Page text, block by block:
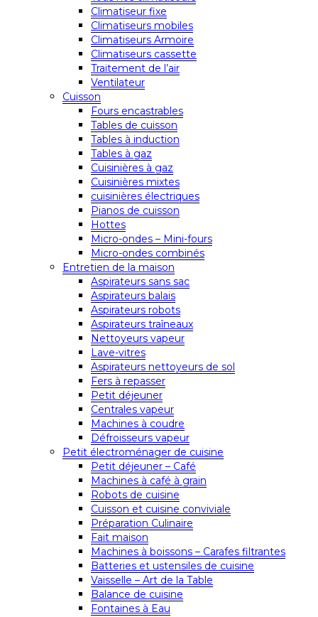
Climatiseur fixe
Climatiseurs mobiles
Climatiseurs Armoire
Climatiseurs cassette
Traitement de l’air
Ventilateur
Cuisson
Fours encastrables
Tables de cuisson
Tables à induction
Tables à gaz
Cuisinières à gaz
Cuisinières mixtes
cuisinières électriques
Pianos de cuisson
Hottes
Micro-ondes – Mini-fours
Micro-ondes combinés
Entretien de la maison
Aspirateurs sans sac
Aspirateurs balais
Aspirateurs robots
Aspirateurs traîneaux
Nettoyeurs vapeur
Lave-vitres
Aspirateurs nettoyeurs de sol
Fers à repasser
Petit déjeuner
Centrales vapeur
Machines à coudre
Défroisseurs vapeur
Petit électroménager de cuisine
Petit déjeuner – Café
Machines à café à grain
Robots de cuisine
Cuisson et cuisine conviviale
Préparation Culinaire
Fait maison
Machines à boissons – Carafes filtrantes
Batteries et ustensiles de cuisine
Vaisselle – Art de la Table
Balance de cuisine
Fontaines à Eau